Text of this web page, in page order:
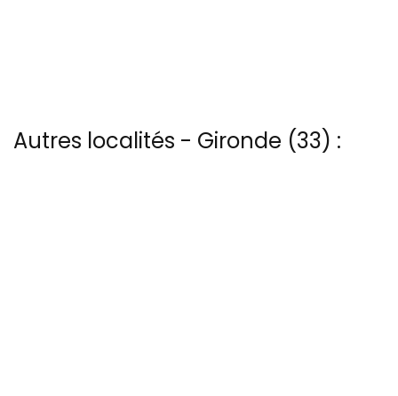
Autres localités - Gironde (33) :